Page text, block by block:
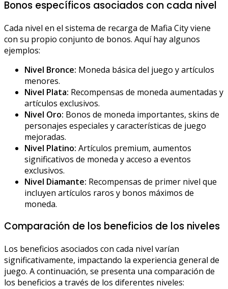
Bonos específicos asociados con cada nivel
Cada nivel en el sistema de recarga de Mafia City viene
con su propio conjunto de bonos. Aquí hay algunos
ejemplos:
Nivel Bronce: Moneda básica del juego y artículos
menores.
Nivel Plata: Recompensas de moneda aumentadas y
artículos exclusivos.
Nivel Oro: Bonos de moneda importantes, skins de
personajes especiales y características de juego
mejoradas.
Nivel Platino: Artículos premium, aumentos
significativos de moneda y acceso a eventos
exclusivos.
Nivel Diamante: Recompensas de primer nivel que
incluyen artículos raros y bonos máximos de
moneda.
Comparación de los beneficios de los niveles
Los beneficios asociados con cada nivel varían
significativamente, impactando la experiencia general de
juego. A continuación, se presenta una comparación de
los beneficios a través de los diferentes niveles: